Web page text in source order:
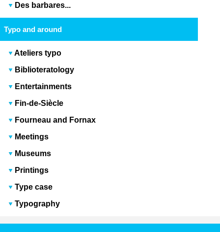
Des barbares...
Typo and around
Ateliers typo
Biblioteratology
Entertainments
Fin-de-Siècle
Fourneau and Fornax
Meetings
Museums
Printings
Type case
Typography